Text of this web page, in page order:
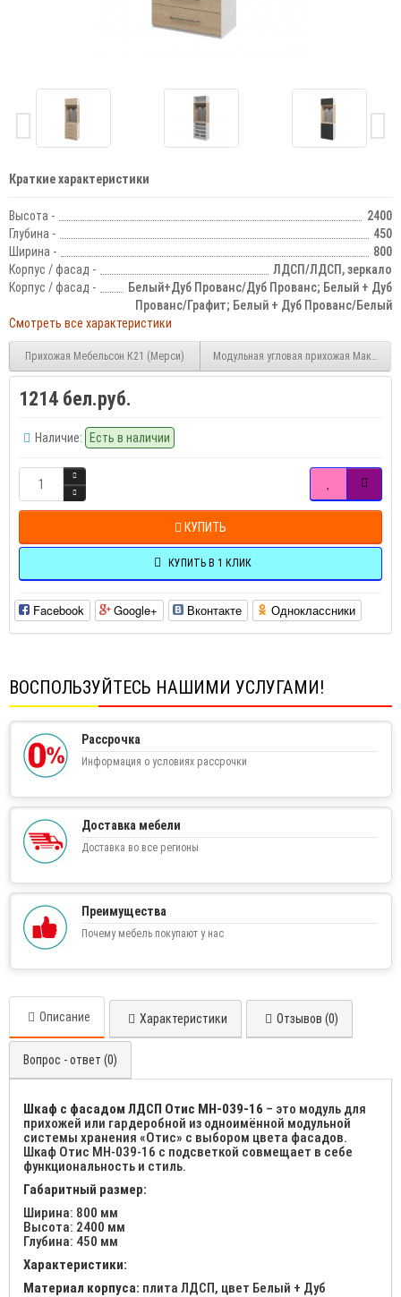
Краткие характеристики
Высота -
2400
Глубина -
450
Ширина -
800
Корпус / фасад -
ЛДСП/ЛДСП, зеркало
Корпус / фасад -
Белый+Дуб Прованс/Дуб Прованс; Белый + Дуб
Прованс/Графит; Белый + Дуб Прованс/Белый
Смотреть все характеристики
Прихожая Мебельсон К21 (Мерси) Модульная угловая прихожая Макс ПР-
1214 бел.руб.
Наличие: Есть в наличии
КУПИТЬ
КУПИТЬ В 1 КЛИК
Facebook Google+ Вконтакте Одноклассники
ВОСПОЛЬЗУЙТЕСЬ НАШИМИ УСЛУГАМИ!
Рассрочка
Информация о условиях рассрочки
Доставка мебели
Доставка во все регионы
Преимущества
Почему мебель покупают у нас
Описание Характеристики Отзывов (0)
Вопрос - ответ (0)
Шкаф с фасадом ЛДСП Отис МН-039-16 – это модуль для
прихожей или гардеробной из одноимённой модульной
системы хранения «Отис» с выбором цвета фасадов.
Шкаф Отис МН-039-16 с подсветкой совмещает в себе
функциональность и стиль.
Габаритный размер:
Ширина: 800 мм
Высота: 2400 мм
Глубина: 450 мм
Характеристики:
Материал корпуса: плита ЛДСП, цвет Белый + Дуб